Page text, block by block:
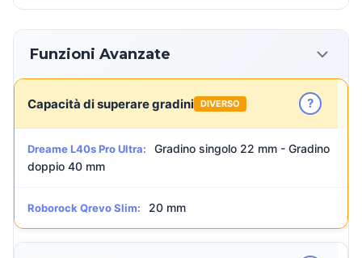
Funzioni Avanzate
Capacità di superare gradini DIVERSO ?
Dreame L40s Pro Ultra:
Gradino singolo 22 mm - Gradino
doppio 40 mm
Roborock Qrevo Slim: 20 mm